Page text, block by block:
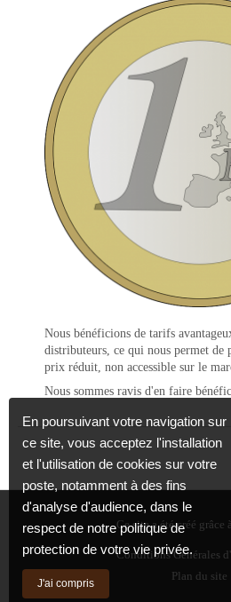
Nous bénéficions de tarifs
distributeurs, ce qui nous permet de
prix réduit, non accessible sur le
Nous sommes ravis d'en faire
Ce site a été créé grâce à
Conditions Générales
Plan du site
En poursuivant votre navigation sur
ce site, vous acceptez l'installation
et l'utilisation de cookies sur votre
poste, notamment à des fins
d'analyse d'audience, dans le
respect de notre politique de
protection de votre vie privée.
J'ai compris